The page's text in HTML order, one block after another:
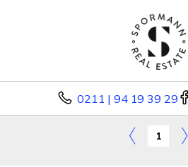
0211 | 94 19 39 29
1